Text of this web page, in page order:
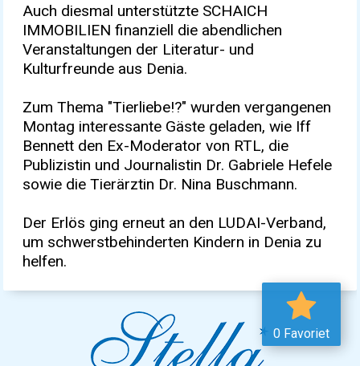
Auch diesmal unterstützte SCHAICH
IMMOBILIEN finanziell die abendlichen
Veranstaltungen der Literatur- und
Kulturfreunde aus Denia.
Zum Thema "Tierliebe!?" wurden vergangenen
Montag interessante Gäste geladen, wie Iff
Bennett den Ex-Moderator von RTL, die
Publizistin und Journalistin Dr. Gabriele Hefele
sowie die Tierärztin Dr. Nina Buschmann.
Der Erlös ging erneut an den LUDAI-Verband,
um schwerstbehinderten Kindern in Denia zu
helfen.
0 Favoriet